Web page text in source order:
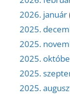
2026. január
2025.
2025.
2025.
2025.
2025.